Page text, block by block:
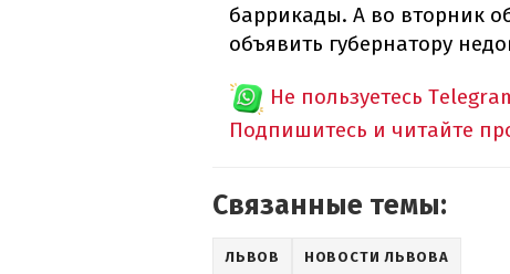
баррикады. А во вторник
объявить губернатору
Не пользуетесь
Подпишитесь и читайте
Связанные темы:
ЛЬВОВ НОВОСТИ ЛЬВОВА